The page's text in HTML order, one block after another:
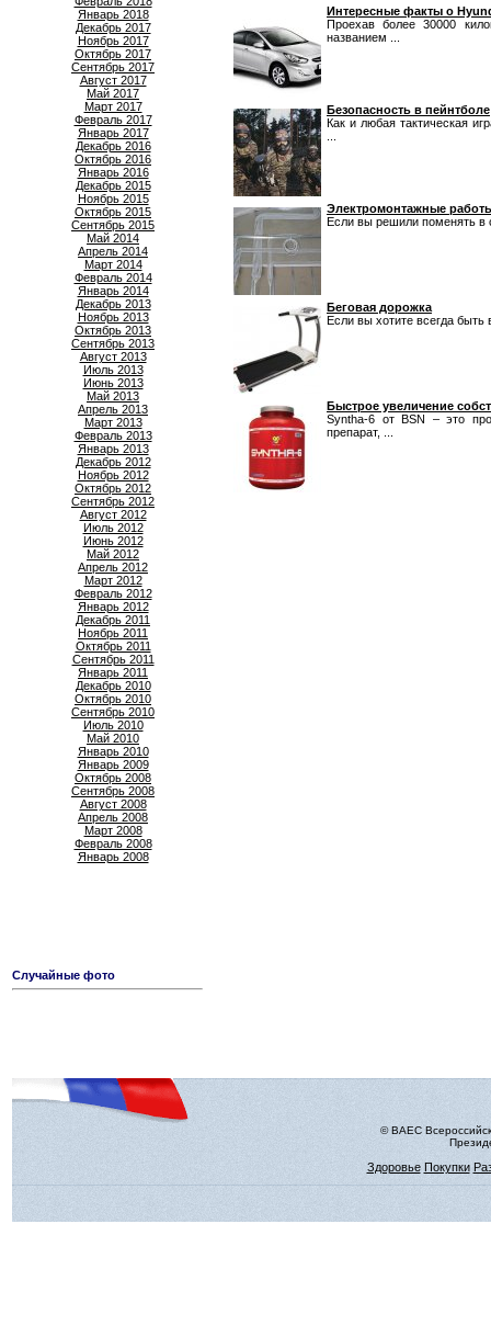
Январь 2018
Декабрь 2017
Ноябрь 2017
Октябрь 2017
Сентябрь 2017
Август 2017
Май 2017
Март 2017
Февраль 2017
Январь 2017
Декабрь 2016
Октябрь 2016
Январь 2016
Декабрь 2015
Ноябрь 2015
Октябрь 2015
Сентябрь 2015
Май 2014
Апрель 2014
Март 2014
Февраль 2014
Январь 2014
Декабрь 2013
Ноябрь 2013
Октябрь 2013
Сентябрь 2013
Август 2013
Июль 2013
Июнь 2013
Май 2013
Апрель 2013
Март 2013
Февраль 2013
Январь 2013
Декабрь 2012
Ноябрь 2012
Октябрь 2012
Сентябрь 2012
Август 2012
Июль 2012
Июнь 2012
Май 2012
Апрель 2012
Март 2012
Февраль 2012
Январь 2012
Декабрь 2011
Ноябрь 2011
Октябрь 2011
Сентябрь 2011
Январь 2011
Декабрь 2010
Октябрь 2010
Сентябрь 2010
Июль 2010
Май 2010
Январь 2010
Январь 2009
Октябрь 2008
Сентябрь 2008
Август 2008
Апрель 2008
Март 2008
Февраль 2008
Январь 2008
Интересные факты о
Проехав более 30000
названием ...
Безопасность в пейнтболе
Как и любая тактическая
Электромонтажные
Если вы решили поменять в
Беговая дорожка
Если вы хотите всегда
Быстрое увеличение
Syntha-6 от BSN – это
препарат, ...
Случайные фото
© ВАЕС
Здоровье Покупки